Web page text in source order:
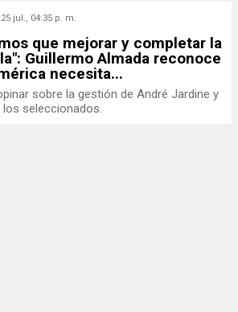
25 jul., 04:35 p. m.
que mejorar y completar la
Guillermo Almada reconoce
necesita...
sobre la gestión de André Jardine y
seleccionados.